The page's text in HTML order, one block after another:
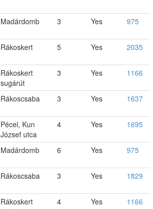
Madárdomb 3 Yes 975
Rákoskert 5 Yes 2035
Rákoskert
sugárút
3 Yes 1166
Rákoscsaba 3 Yes 1637
Pécel, Kun
József utca
4 Yes 1695
Madárdomb 6 Yes 975
Rákoscsaba 3 Yes 1829
Rákoskert
4 Yes 1166